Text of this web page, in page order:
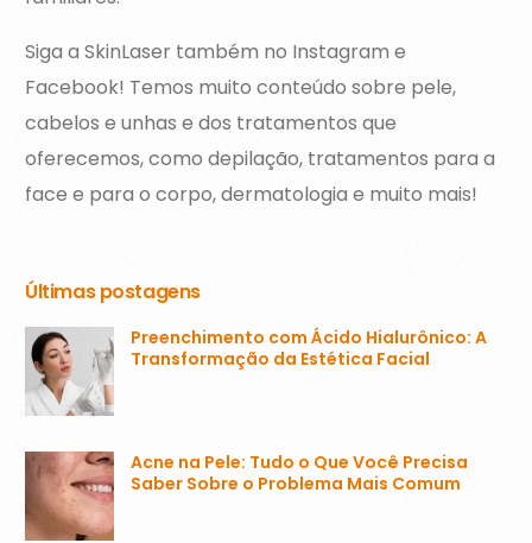
Siga a SkinLaser também no Instagram e
Facebook! Temos muito conteúdo sobre pele,
cabelos e unhas e dos tratamentos que
oferecemos, como depilação, tratamentos para a
face e para o corpo, dermatologia e muito mais!
Últimas postagens
Preenchimento com Ácido Hialurônico: A
Transformação da Estética Facial
Acne na Pele: Tudo o Que Você Precisa
Saber Sobre o Problema Mais Comum